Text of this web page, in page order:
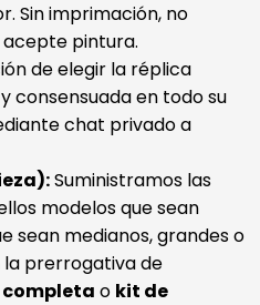
Sin imprimación, no
pintura.
de elegir la réplica
consensuada en todo su
chat privado a
Suministramos las
modelos que sean
sean medianos, grandes o
la prerrogativa de
o kit de